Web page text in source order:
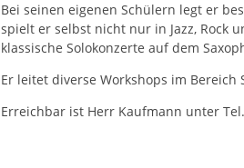
Bei seinen eigenen Schülern legt er
spielt er selbst nicht nur in Jazz, Rock
klassische Solokonzerte auf dem
Er leitet diverse Workshops im
Erreichbar ist Herr Kaufmann unter